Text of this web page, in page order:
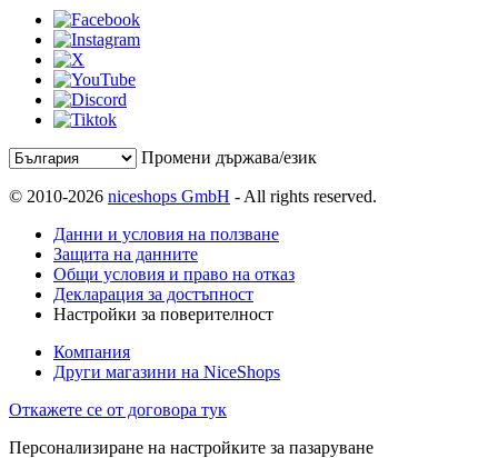
Промени държава/език
© 2010-2026 niceshops GmbH - All rights reserved.
Данни и условия на ползване
Защита на данните
Общи условия и право на отказ
Декларация за достъпност
Настройки за поверителност
Компания
Други магазини на NiceShops
Откажете се от договора тук
Персонализиране на настройките за пазаруване